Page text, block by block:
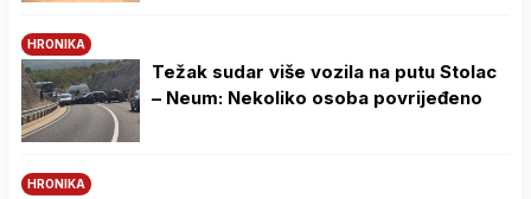
HRONIKA
Težak sudar više vozila na putu Stolac
– Neum: Nekoliko osoba povrijeđeno
HRONIKA